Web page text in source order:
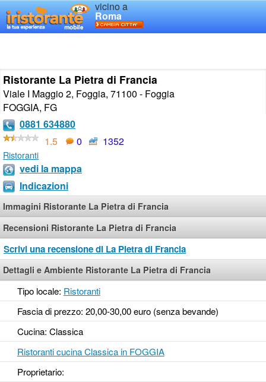
vicino a
Roma
Ristorante La Pietra di Francia
Viale I Maggio 2, Foggia, 71100 - Foggia
FOGGIA, FG
0881 634880
1.5
0 1352
Ristoranti
vedi la mappa
Indicazioni
Immagini Ristorante La Pietra di Francia
Recensioni Ristorante La Pietra di Francia
Scrivi una recensione di La Pietra di Francia
Dettagli e Ambiente Ristorante La Pietra di Francia
Tipo locale: Ristoranti
Fascia di prezzo: 20,00-30,00 euro (senza bevande)
Cucina: Classica
Ristoranti cucina Classica in FOGGIA
Proprietario: